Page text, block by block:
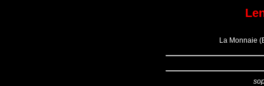
La Monnaie